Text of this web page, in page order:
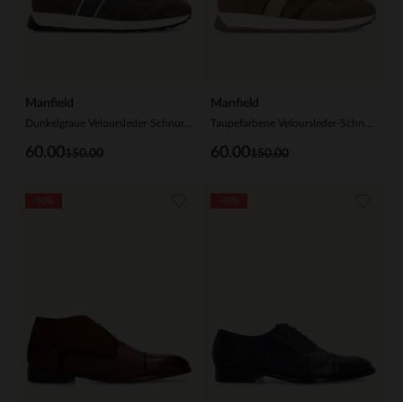
Manfield
150.00
60.00
Manfield
150.00
60.00